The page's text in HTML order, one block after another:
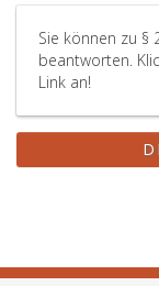
Sie können zu §
beantworten.
Link an!